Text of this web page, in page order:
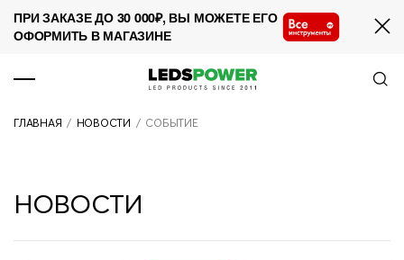
ПРИ ЗАКАЗЕ ДО 30 000₽, ВЫ МОЖЕТЕ ЕГО
ОФОРМИТЬ В МАГАЗИНЕ
О КОМПАНИИ
НОВОСТИ
ГЛАВНАЯ / НОВОСТИ / СОБЫТИЕ
НОВОСТИ